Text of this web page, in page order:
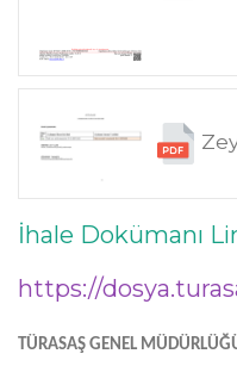
İhale Dokümanı
https://
TÜRASAŞ GENEL